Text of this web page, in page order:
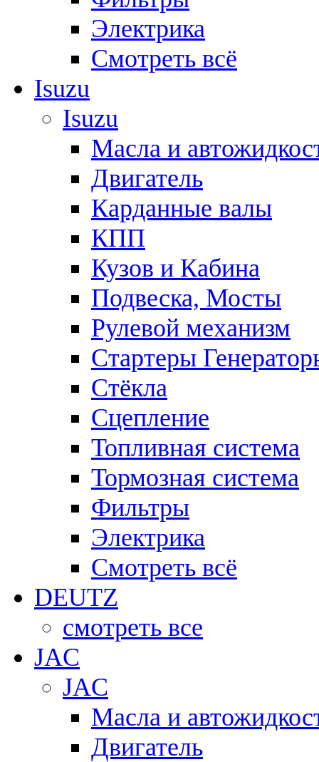
Электрика
Смотреть всё
Isuzu
Isuzu
Масла и
Двигатель
Карданные валы
КПП
Кузов и Кабина
Подвеска, Мосты
Рулевой механизм
Стартеры
Стёкла
Сцепление
Топливная система
Тормозная система
Фильтры
Электрика
Смотреть всё
DEUTZ
смотреть все
JAC
JAC
Масла и
Двигатель